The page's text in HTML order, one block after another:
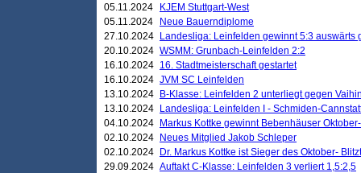
05.11.2024
KJEM Stuttgart-West
05.11.2024
Neue Bauerndiplome
27.10.2024
Landesliga: Leinfelden gewinnt 5:3 auswärts
20.10.2024 WSMM: Grunbach-Leinfelden 2:2
16.10.2024 16. Stadtmeisterschaft gestartet
16.10.2024 JVM SC Leinfelden
13.10.2024
B-Klasse: Leinfelden 2 unterliegt gegen
13.10.2024
Landesliga: Leinfelden I - Schmiden-
04.10.2024
Markus Kottke gewinnt Bebenhäuser
02.10.2024
Neues Mitglied Jakob Schleper
02.10.2024
Dr. Markus Kottke ist Sieger des Oktober-
29.09.2024 Auftakt C-Klasse: Leinfelden 3 verliert 1,5:2,5